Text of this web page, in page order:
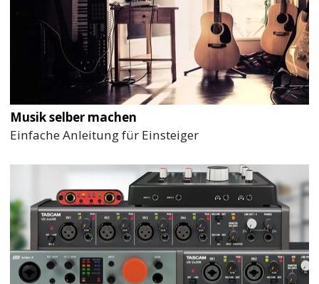
Musik selber machen
Einfache Anleitung für Einsteiger